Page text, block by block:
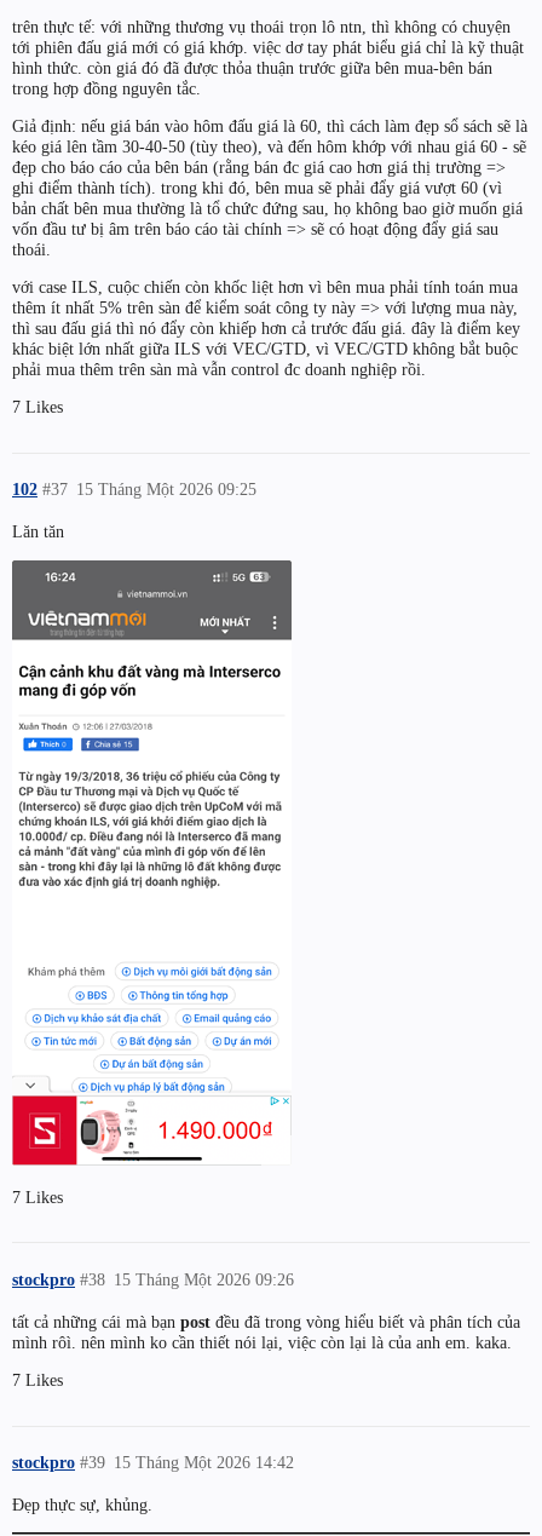
trên thực tế: với những thương vụ thoái trọn lô ntn, thì không có chuyện
tới phiên đấu giá mới có giá khớp. việc dơ tay phát biểu giá chỉ là kỹ thuật
hình thức. còn giá đó đã được thỏa thuận trước giữa bên mua-bên bán
trong hợp đồng nguyên tắc.
Giả định: nếu giá bán vào hôm đấu giá là 60, thì cách làm đẹp sổ sách sẽ là
kéo giá lên tầm 30-40-50 (tùy theo), và đến hôm khớp với nhau giá 60 - sẽ
đẹp cho báo cáo của bên bán (rằng bán đc giá cao hơn giá thị trường =>
ghi điểm thành tích). trong khi đó, bên mua sẽ phải đẩy giá vượt 60 (vì
bản chất bên mua thường là tổ chức đứng sau, họ không bao giờ muốn giá
vốn đầu tư bị âm trên báo cáo tài chính => sẽ có hoạt động đẩy giá sau
thoái.
với case ILS, cuộc chiến còn khốc liệt hơn vì bên mua phải tính toán mua
thêm ít nhất 5% trên sàn để kiểm soát công ty này => với lượng mua này,
thì sau đấu giá thì nó đẩy còn khiếp hơn cả trước đấu giá. đây là điểm key
khác biệt lớn nhất giữa ILS với VEC/GTD, vì VEC/GTD không bắt buộc
phải mua thêm trên sàn mà vẫn control đc doanh nghiệp rồi.
7 Likes
102 15 Tháng Một 2026 09:25
#37
Lăn tăn
7 Likes
stockpro 15 Tháng Một 2026 09:26
#38
tất cả những cái mà bạn post đều đã trong vòng hiểu biết và phân tích của
mình rôì. nên mình ko cần thiết nói lại, việc còn lại là của anh em. kaka.
7 Likes
stockpro 15 Tháng Một 2026 14:42
#39
Đẹp thực sự, khủng.